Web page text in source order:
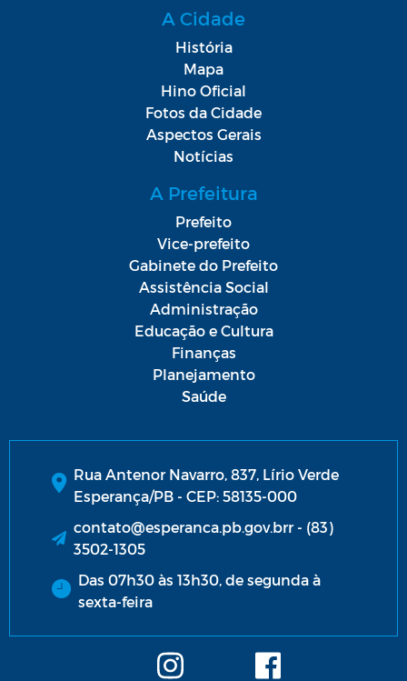
A Cidade
História
Mapa
Hino Oficial
Fotos da Cidade
Aspectos Gerais
Notícias
A Prefeitura
Prefeito
Vice-prefeito
Gabinete do Prefeito
Assistência Social
Administração
Educação e Cultura
Finanças
Planejamento
Saúde
Rua Antenor Navarro, 837, Lírio Verde
Esperança/PB - CEP: 58135-000
contato@esperanca.pb.gov.brr - (83)
3502-1305
Das 07h30 às 13h30, de segunda à
sexta-feira